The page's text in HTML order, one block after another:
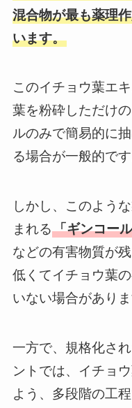
混合物が最も薬理
います。
このイチョウ葉エ
葉を粉砕しただけ
ルのみで簡易的に
る場合が一般的です
しかし、このよう
まれる「ギンコー
などの有害物質が
低くてイチョウ葉
いない場合がありま
一方で、規格化さ
ントでは、イチョ
よう、多段階の工